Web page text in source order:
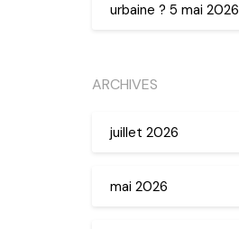
urbaine ? 5 mai 2026
ARCHIVES
juillet 2026
mai 2026